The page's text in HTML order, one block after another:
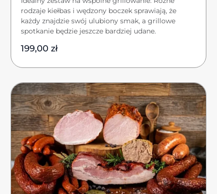
rodzaje kiełbas i wędzony boczek sprawiają, że
każdy znajdzie swój ulubiony smak, a grillowe
spotkanie będzie jeszcze bardziej udane.
199,00zł